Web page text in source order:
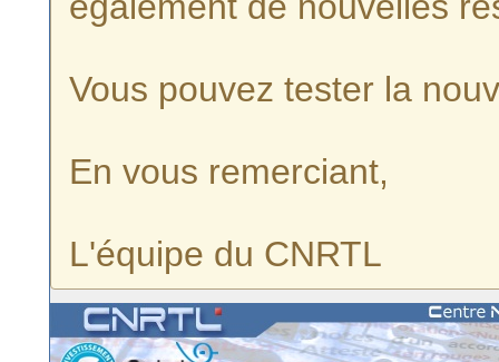
Vous pouvez tester la
En vous remerciant,
L'équipe du CNRTL